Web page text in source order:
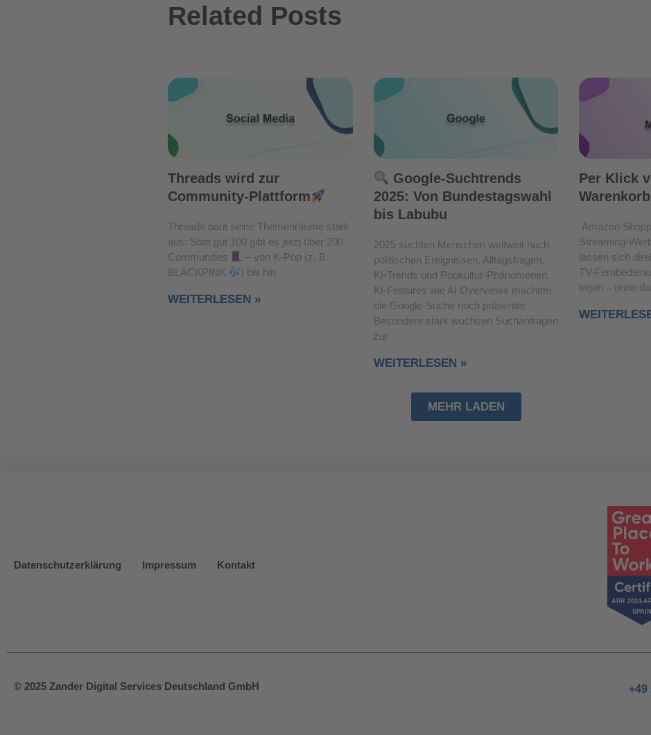
Related Posts
Threads wird zur
Community-Plattform
Threads baut seine Themenräume stark
aus: Statt gut 100 gibt es jetzt über 200
Communities
– von K-Pop (z. B.
BLACKPINK
) bis hin
WEITERLESEN »
Google-Suchtrends
2025: Von Bundestagswahl
bis Labubu
2025 suchten Menschen weltweit nach
politischen Ereignissen, Alltagsfragen,
KI-Trends und Popkultur-Phänomenen.
KI-Features wie AI Overviews machten
die Google-Suche noch präsenter.
Besonders stark wuchsen Suchanfragen
zur
WEITERLESEN »
Per Klick
Warenkorb
Amazon
Streaming-
lassen sich
TV-
legen – ohne
MEHR LADEN
Datenschutzerklärung Impressum Kontakt
© 2025 Zander Digital Services Deutschland GmbH +49